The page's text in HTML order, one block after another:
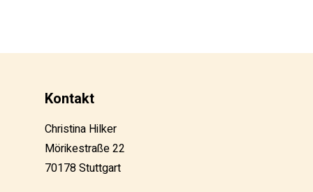
Kontakt
Christina Hilker
Mörikestraße 22
70178 Stuttgart